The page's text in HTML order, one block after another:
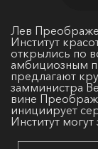
Лев
Институт
открылись по
амбициозным
предлагают
замминистра
вине
инициирует
Институт